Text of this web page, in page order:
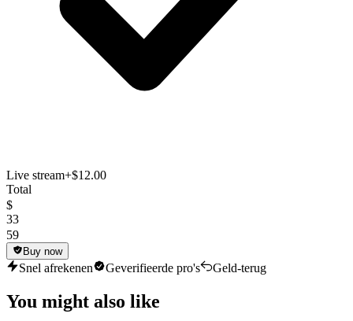
Live stream+$12.00
Total
$
33
59
Buy now
Snel afrekenen Geverifieerde pro's Geld-terug
You might also like